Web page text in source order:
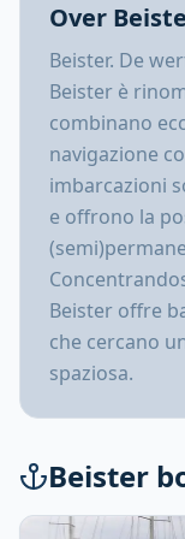
Over
Beister. De
Beister è
combinano
navigazione
imbarcazioni
e offrono la
Beister offre
che cercano
spaziosa.
Beister